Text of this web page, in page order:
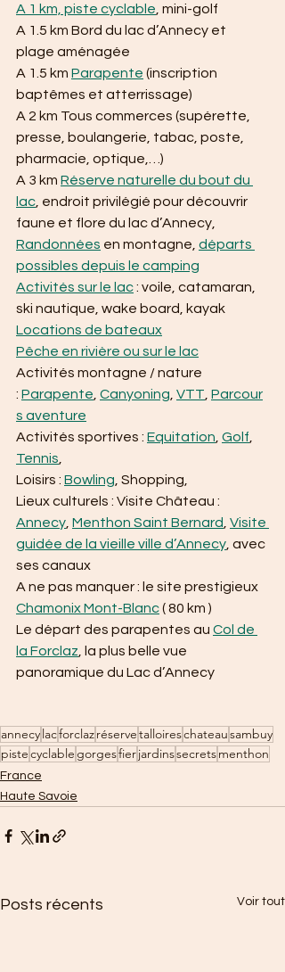
A 1 km, piste cyclable , mini-golf
A 1.5 km Bord du lac d’Annecy et
plage aménagée
A 1.5 km Parapente (inscription
baptêmes et atterrissage)
A 2 km Tous commerces (supérette,
presse, boulangerie, tabac, poste,
pharmacie, optique,…)
A 3 km Réserve naturelle du bout du
lac , endroit privilégié pour découvrir
faune et flore du lac d’Annecy,
Randonnées en montagne, départs
possibles depuis le camping
Activités sur le lac : voile, catamaran,
ski nautique, wake board, kayak
Locations de bateaux
Pêche en rivière ou sur le lac
Activités montagne / nature
: Parapente Canyoning VTT Parcour
s aventure
Activités sportives : Equitation Golf
Tennis
Loisirs : Bowling , Shopping,
Lieux culturels : Visite Château :
Annecy Menthon Saint Bernard Visite
guidée de la vieille ville d’Annecy , avec
ses canaux
A ne pas manquer : le site prestigieux
Chamonix Mont-Blanc ( 80 km )
Le départ des parapentes au Col de
la Forclaz , la plus belle vue
panoramique du Lac d’Annecy
annecylacforclazréservetalloireschateausambuy
pistecyclable gorgesfierjardinssecretsmenthon
France
Haute Savoie
Posts récents Voir tout